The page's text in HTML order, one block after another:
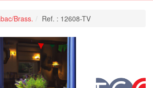
Brass. Ref. : 12608-TV